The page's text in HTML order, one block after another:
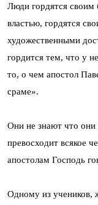
Люди гордятся своим
властью, гордятся
художественными
гордится тем, что у
то, о чем апостол
сраме».
Они не знают что
превосходит всякое
апостолам Господь
Одному из учеников,